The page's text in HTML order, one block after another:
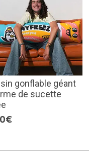
gonflable géant
de sucette